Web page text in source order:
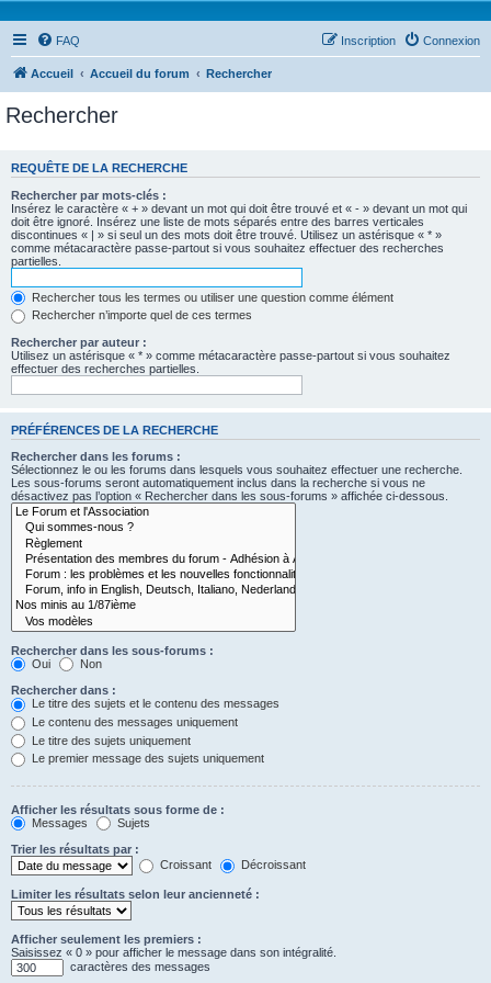
FAQ Connexion
Inscription
Accueil Accueil du forum Rechercher
Rechercher
REQUÊTE DE LA RECHERCHE
Rechercher par mots-clés :
Insérez le caractère « + » devant un mot qui doit être trouvé et « - » devant un mot qui
doit être ignoré. Insérez une liste de mots séparés entre des barres verticales
discontinues « | » si seul un des mots doit être trouvé. Utilisez un astérisque « * »
comme métacaractère passe-partout si vous souhaitez effectuer des recherches
partielles.
Rechercher tous les termes ou utiliser une question comme élément
Rechercher n’importe quel de ces termes
Rechercher par auteur :
Utilisez un astérisque « * » comme métacaractère passe-partout si vous souhaitez
effectuer des recherches partielles.
PRÉFÉRENCES DE LA RECHERCHE
Rechercher dans les forums :
Sélectionnez le ou les forums dans lesquels vous souhaitez effectuer une recherche.
Les sous-forums seront automatiquement inclus dans la recherche si vous ne
désactivez pas l’option « Rechercher dans les sous-forums » affichée ci-dessous.
Rechercher dans les sous-forums :
Oui
Non
Rechercher dans :
Le titre des sujets et le contenu des messages
Le contenu des messages uniquement
Le titre des sujets uniquement
Le premier message des sujets uniquement
Afficher les résultats sous forme de :
Messages
Sujets
Trier les résultats par :
Croissant
Décroissant
Limiter les résultats selon leur ancienneté :
Afficher seulement les premiers :
Saisissez « 0 » pour afficher le message dans son intégralité.
caractères des messages